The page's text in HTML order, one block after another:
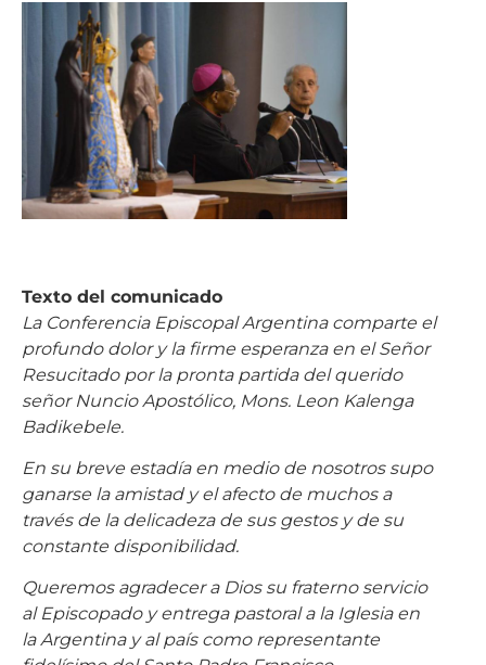
La Conferencia Episcopal Argentina comparte el
profundo dolor y la firme esperanza en el Señor
Resucitado por la pronta partida del querido
señor Nuncio Apostólico, Mons. Leon Kalenga
Badikebele.
En su breve estadía en medio de nosotros supo
ganarse la amistad y el afecto de muchos a
través de la delicadeza de sus gestos y de su
constante disponibilidad.
Queremos agradecer a Dios su fraterno servicio
al Episcopado y entrega pastoral a la Iglesia en
la Argentina y al país como representante
fidelísimo del Santo Padre Francisco.